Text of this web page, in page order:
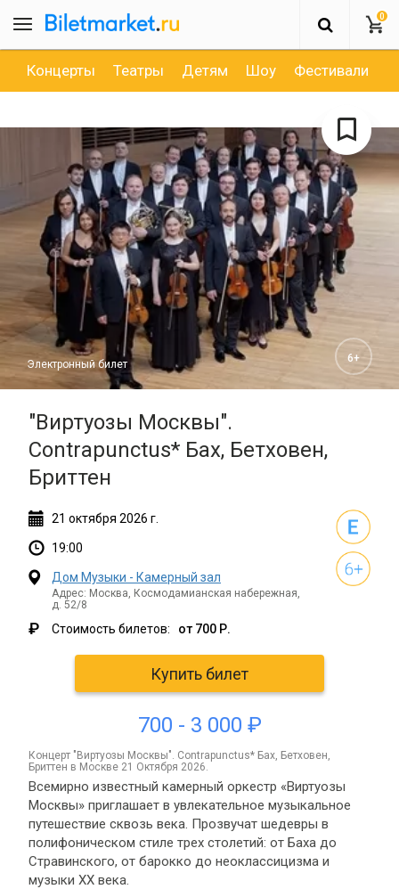
0
Концерты Театры Детям Шоу Фестивали
"Виртуозы Москвы".
Contrapunctus* Бах, Бетховен,
Бриттен
Электронный билет 6+
21 октября 2026 г.
19:00
Дом Музыки - Камерный зал
Адрес: Москва, Космодамианская набережная,
д. 52/8
₽ Стоимость билетов: от 700 Р.
Купить билет
700 - 3 000 ₽
концерт "Виртуозы Москвы". Contrapunctus* Бах, Бетховен,
Бриттен в Москве 21 Октября 2026.
Всемирно известный камерный оркестр «Виртуозы
Москвы» приглашает в увлекательное музыкальное
путешествие сквозь века. Прозвучат шедевры в
полифоническом стиле трех столетий: от Баха до
Стравинского, от барокко до неоклассицизма и
музыки XX века.